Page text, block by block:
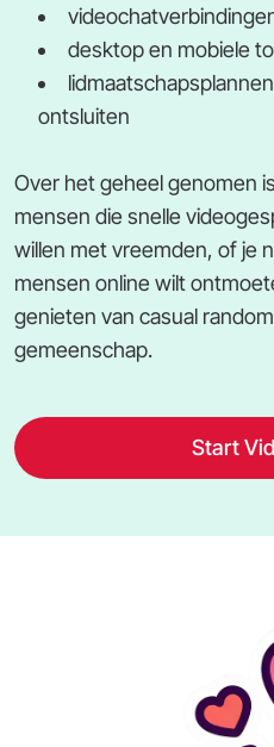
desktop en mobiele
ontsluiten
Over het geheel genomen
mensen die snelle
willen met vreemden, of je
mensen online wilt
genieten van casual
gemeenschap.
Start